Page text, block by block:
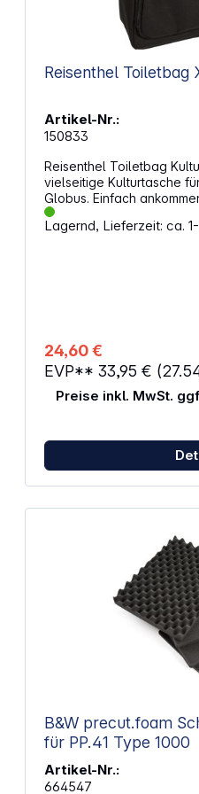
Artikel-Nr.:
150833
Reisenthel Toiletbag
vielseitige Kulturtasche
Globus. Einfach
aufhängen – die Toiletbag
überzeugt durch ihr
Hauptfach aus
Fächern bietet Platz für
separates Netzfach vorne
kleine Utensilien
drei
platzsparend an Türen
aufhängen. Der
Klettverschluss macht
unterwegs. Funktionalität
sei es für den Alltag oder
Abendauftritt. Schwarz
aber unnachahmlich
und Rafinesse verbindet
kommt. Ein echtes Must-
Lagernd, Lieferzeit: ca.
24,60 €
EVP** 33,95 €
Preise inkl. MwSt.
B&W precut.foam
für PP.41 Type 1000
Artikel-Nr.:
664547